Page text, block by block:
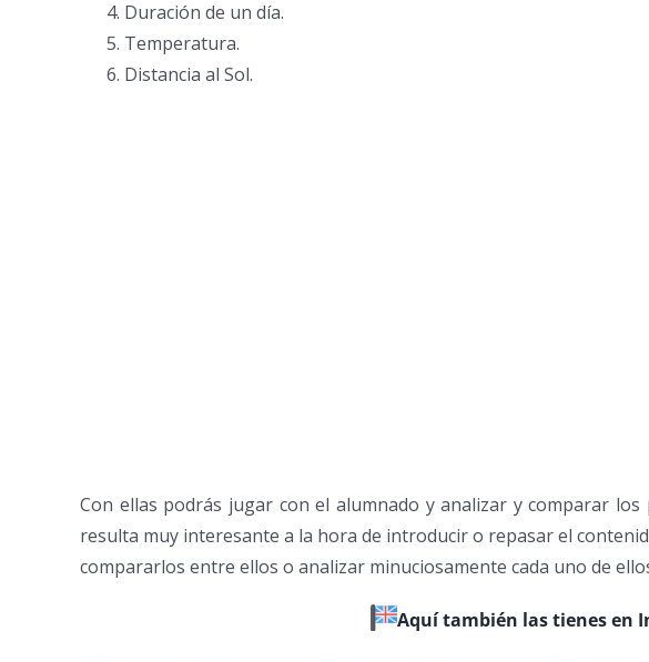
Duración de un día.
Temperatura.
Distancia al Sol.
Con ellas podrás jugar con el alumnado y analizar y comparar los
resulta muy interesante a la hora de introducir o repasar el
compararlos entre ellos o analizar minuciosamente cada uno de
Aquí también las tienes en